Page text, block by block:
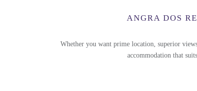
ANGRA DOS
Whether you want prime location, superior
accommodation that